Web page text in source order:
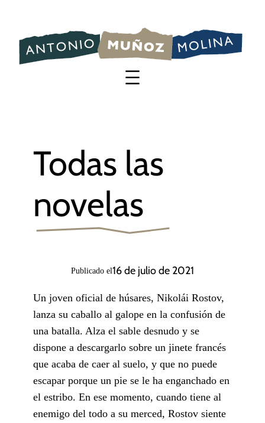
contenido
Todas las
novelas
Publicado el16 de julio de 2021
Un joven oficial de húsares, Nikolái Rostov,
lanza su caballo al galope en la confusión de
una batalla. Alza el sable desnudo y se
dispone a descargarlo sobre un jinete francés
que acaba de caer al suelo, y que no puede
escapar porque un pie se le ha enganchado en
el estribo. En ese momento, cuando tiene al
enemigo del todo a su merced, Rostov siente